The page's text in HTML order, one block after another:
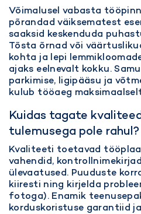
Võimalusel vabasta
põrandad väiksematest
saaksid keskenduda
Tõsta õrnad või
kohta ja lepi
ajaks eelnevalt kokku.
parkimise, ligipääsu ja
kulub tööaeg
Kuidas tagate
tulemusega pole rahul?
Kvaliteeti toetavad
vahendid,
ülevaatused. Puuduste
kiiresti ning kirjelda
fotoga). Enamik
korduskoristuse garantiid